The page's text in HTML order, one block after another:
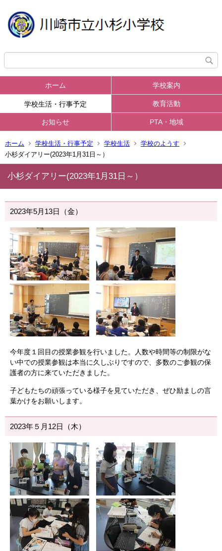
ホーム 学校案内
学校生活・行事予定 教育活動
お知らせ PTA・地域
ホーム 学校生活・行事予定 学校生活
学校のようす
小杉ダイアリー(2023年1月31日～）
小杉ダイアリー(2023年1月31日～）
2023年5月13日（金）
今年度１回目の授業参観を行いました。人数や時間等の制限がな
い中での授業参観は本当に久しぶりですので、多数のご参観の保
護者の方に来ていただきました。
子どもたちの頑張っている様子を見ていただき、ぜひ励ましの言
葉かけをお願いします。
2023年５月12日（木）